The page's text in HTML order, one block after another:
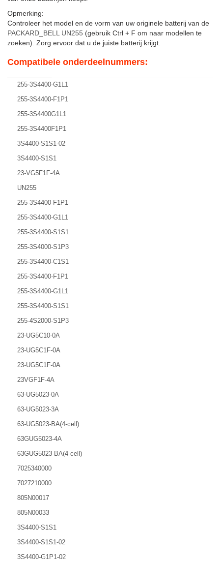
Opmerking:
Controleer het model en de vorm van uw originele batterij van de
PACKARD_BELL UN255 (gebruik Ctrl + F om naar modellen te
zoeken). Zorg ervoor dat u de juiste batterij krijgt.
Compatibele onderdeelnummers:
255-3S4400-G1L1
255-3S4400-F1P1
255-3S4400G1L1
255-3S4400F1P1
3S4400-S1S1-02
3S4400-S1S1
23-VG5F1F-4A
UN255
255-3S4400-F1P1
255-3S4400-G1L1
255-3S4400-S1S1
255-3S4000-S1P3
255-3S4400-C1S1
255-3S4400-F1P1
255-3S4400-G1L1
255-3S4400-S1S1
255-4S2000-S1P3
23-UG5C10-0A
23-UG5C1F-0A
23-UG5C1F-0A
23VGF1F-4A
63-UG5023-0A
63-UG5023-3A
63-UG5023-BA(4-cell)
63GUG5023-4A
63GUG5023-BA(4-cell)
7025340000
7027210000
805N00017
805N00033
3S4400-S1S1
3S4400-S1S1-02
3S4400-G1P1-02